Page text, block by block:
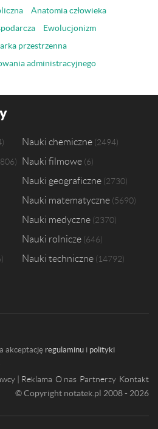
Anatomia człowieka
Ewolucjonizm
przestrzenna
administracyjnego
Nauki chemiczne 2494
Nauki filmowe 6
Nauki geograficzne 2730
Nauki matematyczne 5690
Nauki medyczne 2370
Nauki rolnicze 646
Nauki techniczne 14792
akceptację regulaminu i polityki
| Reklama O nas Partnerzy Kontakt
© Copyright notatek.pl 2008 - 2026